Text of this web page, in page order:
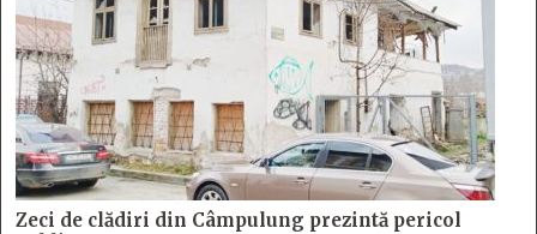
Zeci de clădiri din Câmpulung prezintă pericol